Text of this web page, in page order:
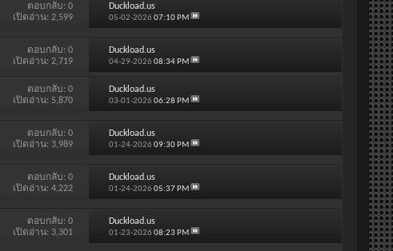
ตอบกลับ:0
เปิดอ่าน: 2,599
Duckload.us
05-02-2026 07:10 PM
ตอบกลับ:0
เปิดอ่าน: 2,719
Duckload.us
04-29-2026 08:34 PM
ตอบกลับ:0
เปิดอ่าน: 5,870
Duckload.us
03-01-2026 06:28 PM
ตอบกลับ:0
เปิดอ่าน: 3,989
Duckload.us
01-24-2026 09:30 PM
ตอบกลับ:0
เปิดอ่าน: 4,222
Duckload.us
01-24-2026 05:37 PM
ตอบกลับ:0
เปิดอ่าน: 3,301
Duckload.us
01-23-2026 08:23 PM